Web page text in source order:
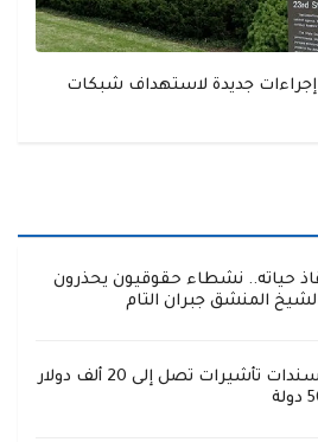
إجراءات جديدة لاستهداف شبكات
حياته.. نشطاء حقوقيون يحذرون
المنشق جبران التام
أمريكا تقر سندات تأشيرات تصل إلى 20 ألف دولار